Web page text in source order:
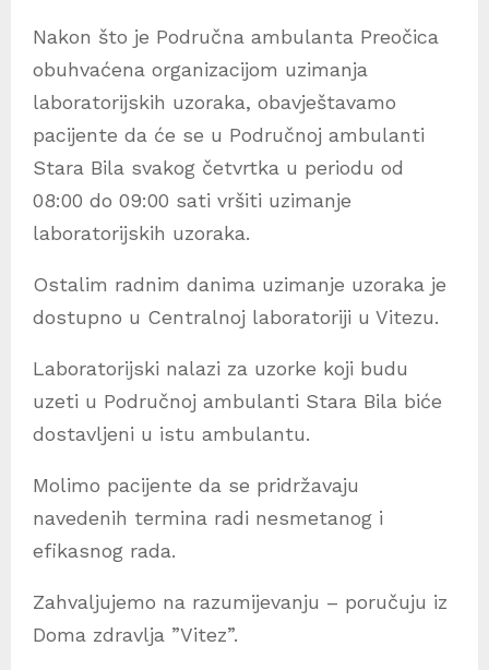
Nakon što je Područna ambulanta Preočica
obuhvaćena organizacijom uzimanja
laboratorijskih uzoraka, obavještavamo
pacijente da će se u Područnoj ambulanti
Stara Bila svakog četvrtka u periodu od
08:00 do 09:00 sati vršiti uzimanje
laboratorijskih uzoraka.
Ostalim radnim danima uzimanje uzoraka je
dostupno u Centralnoj laboratoriji u Vitezu.
Laboratorijski nalazi za uzorke koji budu
uzeti u Područnoj ambulanti Stara Bila biće
dostavljeni u istu ambulantu.
Molimo pacijente da se pridržavaju
navedenih termina radi nesmetanog i
efikasnog rada.
Zahvaljujemo na razumijevanju – poručuju iz
Doma zdravlja ”Vitez”.